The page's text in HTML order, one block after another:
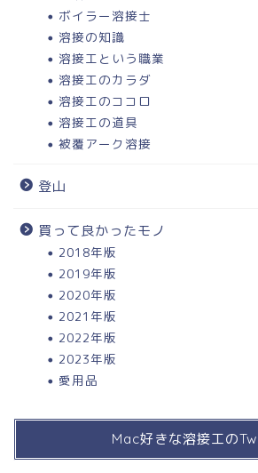
ボイラー溶接士
溶接の知識
溶接工という職業
溶接工のカラダ
溶接工のココロ
溶接工の道具
被覆アーク溶接
登山
買って良かったモノ
2018年版
2019年版
2020年版
2021年版
2022年版
2023年版
愛用品
Mac好きな溶接工の